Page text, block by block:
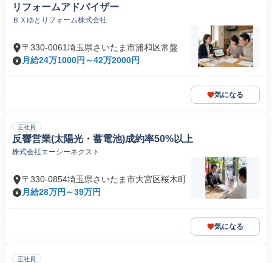
リフォームアドバイザー
ＢＸゆとりフォーム株式会社
〒330-0061埼玉県さいたま市浦和区常盤
月給24万1000円～42万2000円
気になる
正社員
反響営業(太陽光・蓄電池)成約率50%以上
株式会社エーシーネクスト
〒330-0854埼玉県さいたま市大宮区桜木町
月給28万円～39万円
気になる
正社員